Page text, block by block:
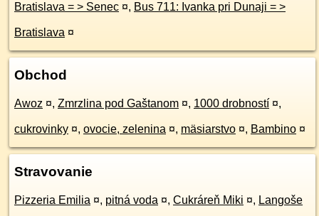
Bratislava = > Senec ¤, Bus 711: Ivanka pri Dunaji = >
Bratislava ¤
Obchod
Awoz ¤, Zmrzlina pod Gaštanom ¤, 1000 drobností ¤,
cukrovinky ¤, ovocie, zelenina ¤, mäsiarstvo ¤, Bambino ¤
Stravovanie
Pizzeria Emilia ¤, pitná voda ¤, Cukráreň Miki ¤, Langoše